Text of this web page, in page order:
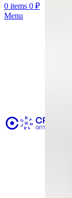
0 items 0 ₽
Menu